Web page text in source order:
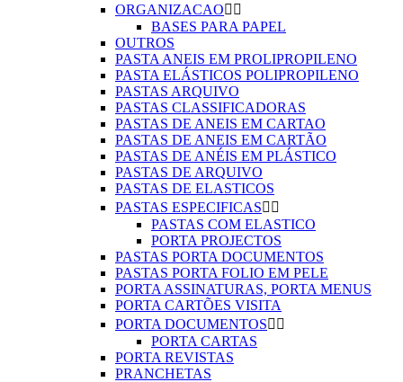
ORGANIZACAO 
BASES PARA PAPEL
OUTROS
PASTA ANEIS EM PROLIPROPILENO
PASTA ELÁSTICOS POLIPROPILENO
PASTAS ARQUIVO
PASTAS CLASSIFICADORAS
PASTAS DE ANEIS EM CARTAO
PASTAS DE ANEIS EM CARTÃO
PASTAS DE ANÉIS EM PLÁSTICO
PASTAS DE ARQUIVO
PASTAS DE ELASTICOS
PASTAS ESPECIFICAS 
PASTAS COM ELASTICO
PORTA PROJECTOS
PASTAS PORTA DOCUMENTOS
PASTAS PORTA FOLIO EM PELE
PORTA ASSINATURAS, PORTA MENUS
PORTA CARTÕES VISITA
PORTA DOCUMENTOS 
PORTA CARTAS
PORTA REVISTAS
PRANCHETAS